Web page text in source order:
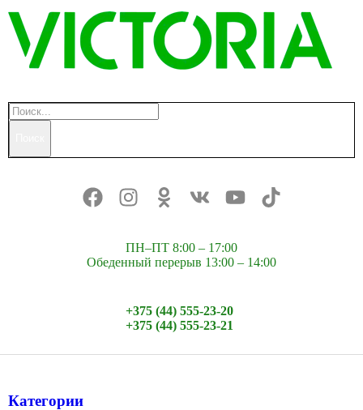
ПН–ПТ 8:00 – 17:00
Обеденный перерыв 13:00 – 14:00
+375 (44) 555-23-20
+375 (44) 555-23-21
Категории